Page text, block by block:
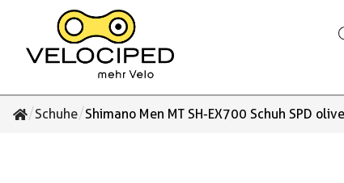
/Schuhe/Shimano Men MT SH-EX700 Schuh SPD